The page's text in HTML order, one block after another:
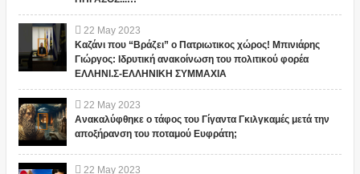
22 May 2023
Καζάνι που “Βράζει” ο Πατριωτικος χώρος! Μπινιάρης
Γιώργος: Ιδρυτική ανακοίνωση του πολιτικού φορέα
ΕΛΛΗΝΙ.Σ-ΕΛΛΗΝΙΚΗ ΣΥΜΜΑΧΙΑ
22 May 2023
Ανακαλύφθηκε ο τάφος του Γίγαντα Γκιλγκαμές μετά την
αποξήρανση του ποταμού Ευφράτη;
22 May 2023